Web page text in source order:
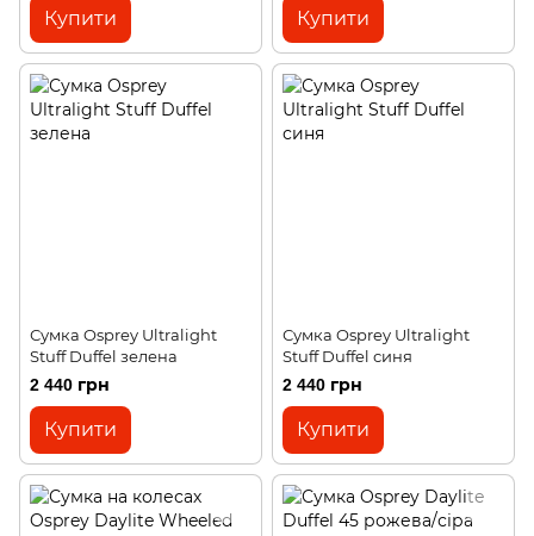
Купити Купити
Сумка Osprey Ultralight
Stuff Duffel зелена
2 440 грн
Купити
Сумка Osprey Ultralight
Stuff Duffel синя
2 440 грн
Купити